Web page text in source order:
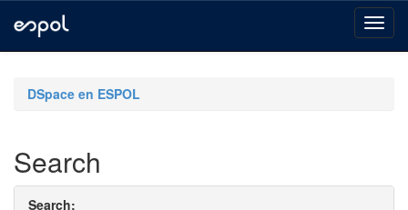
navigationDSpace en ESPOL
Search
Search: